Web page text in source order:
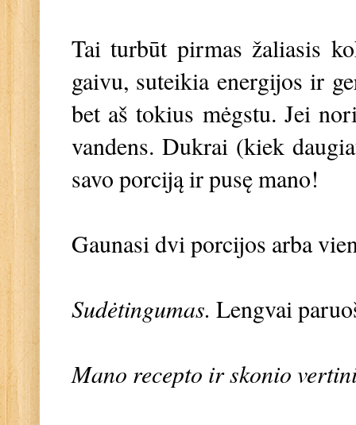
Tai turbūt pirmas žaliasis
gaivu, suteikia energijos ir
bet aš tokius mėgstu. Jei
vandens. Dukrai (kiek
savo porciją ir pusę mano!
Gaunasi dvi porcijos arba
Sudėtingumas. Lengvai
Mano recepto ir skonio